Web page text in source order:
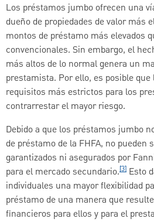
Los préstamos jumbo ofrecen una
dueño de propiedades de valor más
montos de préstamo más elevados
convencionales. Sin embargo, el
más altos de lo normal genera un
prestamista. Por ello, es posible
requisitos más estrictos para los
contrarrestar el mayor riesgo.
Debido a que los préstamos jumbo
de préstamo de la FHFA, no pueden
garantizados ni asegurados por
para el mercado secundario.[3] Esto
individuales una mayor flexibilidad
préstamo de una manera que
financieros para ellos y para el